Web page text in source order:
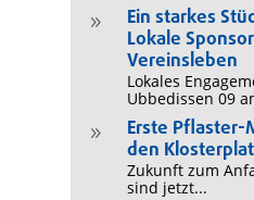
9
Ein starkes
Lokale
Vereinsleben
Lokales
Ubbedissen 09
9
Erste
den
Zukunft zum
sind jetzt...